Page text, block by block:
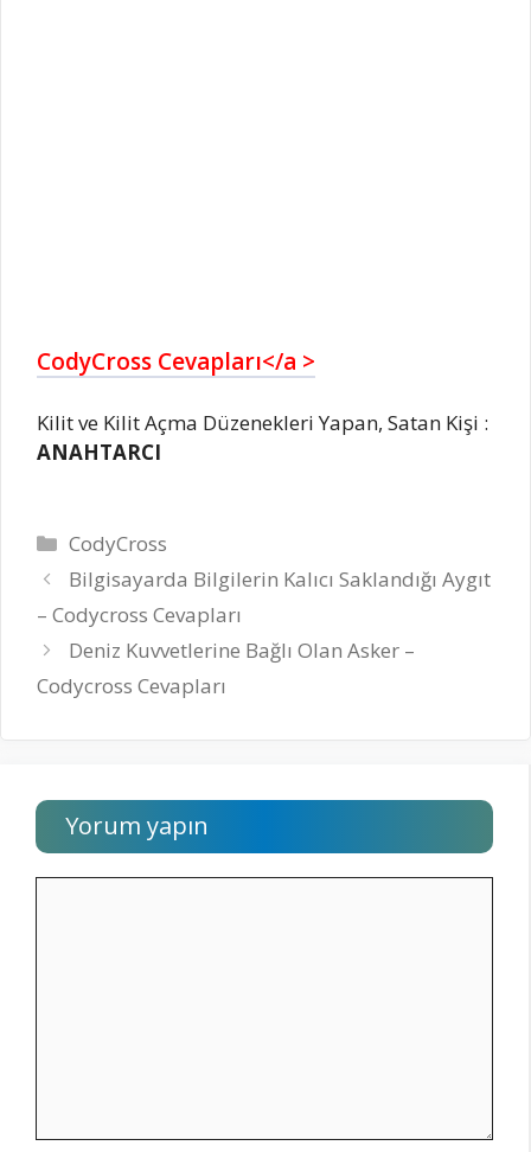
CodyCross Cevapları</a >
Kilit ve Kilit Açma Düzenekleri Yapan, Satan Kişi :
ANAHTARCI
Kategoriler
CodyCross
Bilgisayarda Bilgilerin Kalıcı Saklandığı Aygıt
– Codycross Cevapları
Deniz Kuvvetlerine Bağlı Olan Asker –
Codycross Cevapları
Yorum yapın